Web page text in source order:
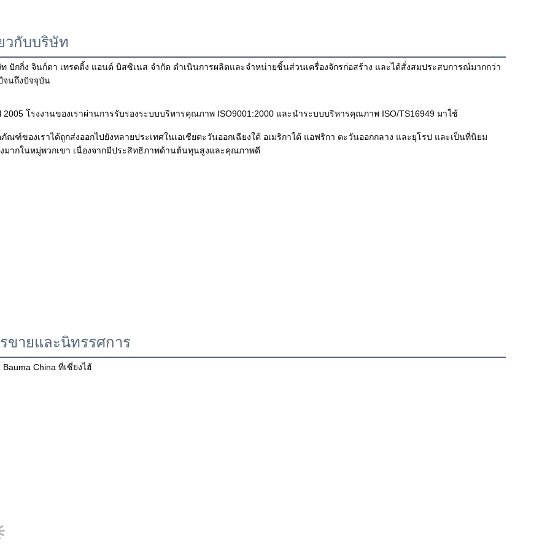
วกับบริษัท
ปักกิ่ง จินก์ดา เทรดดิ้ง แอนด์ บิสซิเนส จำกัด ดำเนินการผลิตและจำหน่ายชิ้นส่วนเครื่องจักรก่อสร้าง และได้สั่งสมประสบการณ์มากกว่า
จนถึงปัจจุบัน
2005 โรงงานของเราผ่านการรับรองระบบบริหารคุณภาพ ISO9001:2000 และนำระบบบริหารคุณภาพ ISO/TS16949 มาใช้
ณฑ์ของเราได้ถูกส่งออกไปยังหลายประเทศในเอเชียตะวันออกเฉียงใต้ อเมริกาใต้ แอฟริกา ตะวันออกกลาง และยุโรป และเป็นที่นิยม
มากในหมู่พวกเขา เนื่องจากมีประสิทธิภาพด้านต้นทุนสูงและคุณภาพดี
ขายและนิทรรศการ
Bauma China ที่เซี่ยงไฮ้